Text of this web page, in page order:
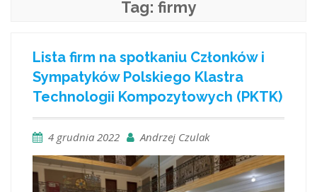
Tag: firmy
Lista firm na spotkaniu Członków i
Sympatyków Polskiego Klastra
Technologii Kompozytowych (PKTK)
4 grudnia 2022 Andrzej Czulak